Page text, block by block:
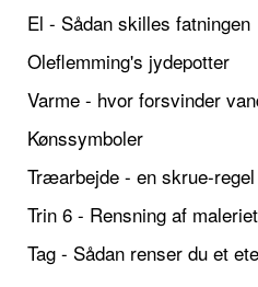
El - Sådan skilles fatningen
Oleflemming's jydepotter
Varme - hvor forsvinder
Kønssymboler
Træarbejde - en skrue-
Trin 6 - Rensning af maleriet
Tag - Sådan renser du et